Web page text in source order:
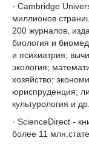
· Cambridge
миллионов
200 журналов,
биология и
и психиатрия;
экология;
хозяйство;
юриспруденция;
культурология и др.
· ScienceDirect -
более 11